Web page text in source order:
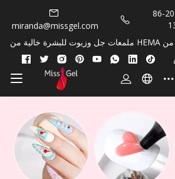
miranda@missgel.com
86-
ملمعات جل وزيوت للبشرة خالية من HEMA وخالية من TPO من OEM/
Private Lable!